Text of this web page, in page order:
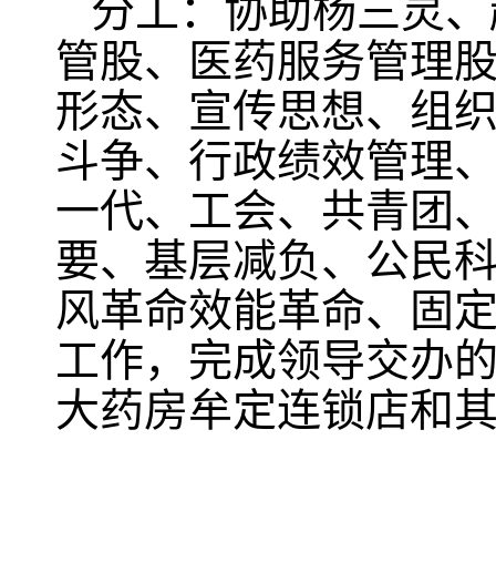
分工：协助杨三灵
管股、医药服务管理
形态、宣传思想、组
斗争、行政绩效管理
一代、工会、共青团
要、基层减负、公民
风革命效能革命、固
工作，完成领导交办
大药房牟定连锁店和